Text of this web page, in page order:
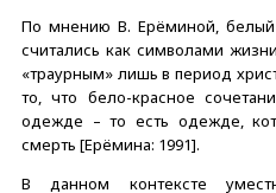
По мнению В. Ерёминой, белый
считались как символами
«траурным» лишь в период
то, что бело-красное
одежде – то есть одежде,
смерть [Ерёмина: 1991].
В данном контексте